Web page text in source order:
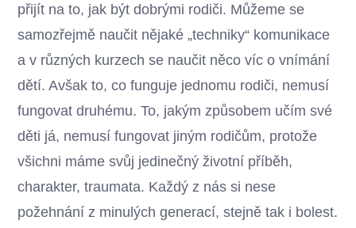
přijít na to, jak být dobrými rodiči. Můžeme se
samozřejmě naučit nějaké „techniky“ komunikace
a v různých kurzech se naučit něco víc o vnímání
dětí. Avšak to, co funguje jednomu rodiči, nemusí
fungovat druhému. To, jakým způsobem učím své
děti já, nemusí fungovat jiným rodičům, protože
všichni máme svůj jedinečný životní příběh,
charakter, traumata. Každý z nás si nese
požehnání z minulých generací, stejně tak i bolest.